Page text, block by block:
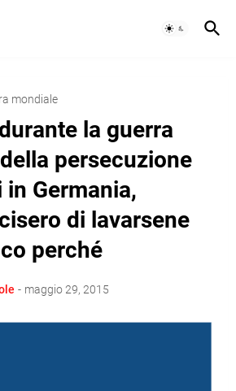
mondiale
la guerra
persecuzione
Germania,
di lavarsene
perché
- maggio 29, 2015